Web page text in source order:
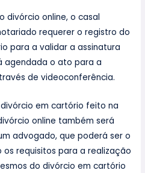
divórcio online, o casal
requerer o registro do
para a validar a assinatura
agendada o ato para a
de videoconferência.
em cartório feito na
online também será
advogado, que poderá ser o
os requisitos para a realização
do divórcio em cartório